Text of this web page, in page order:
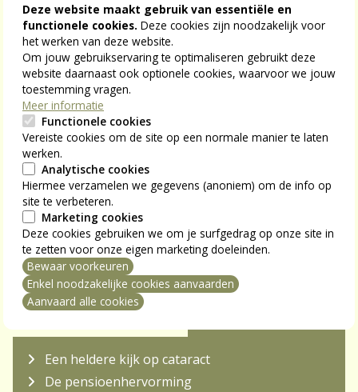
Een heldere kijk op cataract
De pensioenhervorming
Deze website maakt gebruik van essentiële en
functionele cookies. Deze cookies zijn noodzakelijk voor
het werken van deze website.
Om jouw gebruikservaring te optimaliseren gebruikt deze
website daarnaast ook optionele cookies, waarvoor we jouw
toestemming vragen.
Meer informatie
Functionele cookies
Vereiste cookies om de site op een normale manier te laten
werken.
Analytische cookies
Hiermee verzamelen we gegevens (anoniem) om de info op
site te verbeteren.
Marketing cookies
Deze cookies gebruiken we om je surfgedrag op onze site in
te zetten voor onze eigen marketing doeleinden.
Bewaar voorkeuren
Enkel noodzakelijke cookies aanvaarden
Aanvaard alle cookies
intrekken